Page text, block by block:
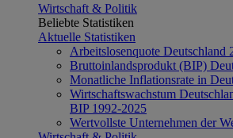
Wirtschaft & Politik
Beliebte Statistiken
Aktuelle Statistiken
Arbeitslosenquote Deutschland
Bruttoinlandsprodukt (BIP)
Monatliche Inflationsrate in
Wirtschaftswachstum
BIP 1992-2025
Wertvollste Unternehmen der